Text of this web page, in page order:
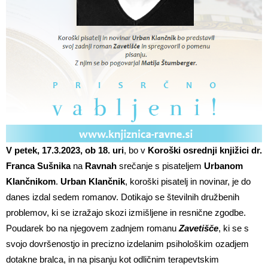
V petek, 17.3.2023, ob 18. uri, bo v Koroški osrednji knjižici dr.
Franca Sušnikana Ravnah srečanje s pisateljem Urbanom
Klančnikom. Urban Klančnik, koroški pisatelj in novinar, je do
danes izdal sedem romanov. Dotikajo se številnih družbenih
problemov, ki se izražajo skozi izmišljene in resnične zgodbe.
Poudarek bo na njegovem zadnjem romanu Zavetišče, ki se s
svojo dovršenostjo in precizno izdelanim psihološkim ozadjem
dotakne bralca, in na pisanju kot odličnim terapevtskim